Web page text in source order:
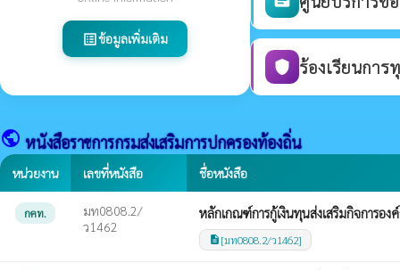
list_altข้อมูลเพิ่มเติม
shield ร้องเรียนกา
public หนังสือราชการกรมส่งเสริมการปกครองท้องถิ่น
หน่วยงาน เลขที่หนังสือ ชื่อหนังสือ
กคท.
มท0808.2/
ว1462
หลักเกณฑ์การกู้เงินทุนส่งเสริมกิจการอง
description [มท0808.2/ว1462]